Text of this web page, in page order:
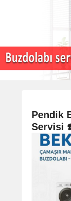
Pendik
Servisi